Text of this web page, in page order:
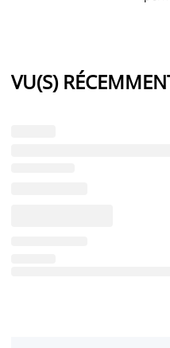
VU(S)